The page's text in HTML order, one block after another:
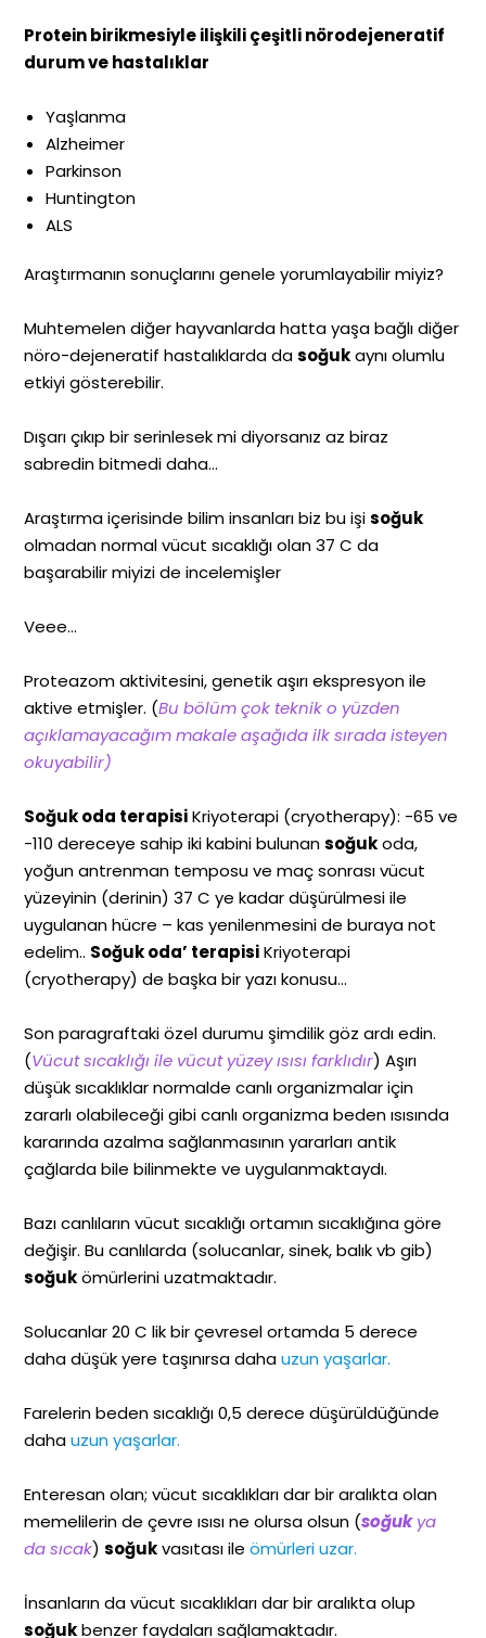
Protein birikmesiyle ilişkili çeşitli nörodejeneratif
durum ve hastalıklar
Yaşlanma
Alzheimer
Parkinson
Huntington
ALS
Araştırmanın sonuçlarını genele yorumlayabilir miyiz?
Muhtemelen diğer hayvanlarda hatta yaşa bağlı diğer
nöro-dejeneratif hastalıklarda dasoğukaynı olumlu
etkiyi gösterebilir.
Dışarı çıkıp bir serinlesek mi diyorsanız az biraz
sabredin bitmedi daha…
Araştırma içerisinde bilim insanları biz bu işisoğuk
olmadan normal vücut sıcaklığı olan 37 C da
başarabilir miyizi de incelemişler
Veee…
Proteazom aktivitesini, genetik aşırı ekspresyon ile
aktive etmişler. (Bu bölüm çok teknik o yüzden
açıklamayacağım makale aşağıda ilk sırada isteyen
okuyabilir)
Soğuk oda terapisiKriyoterapi (cryotherapy): -65 ve
-110 dereceye sahip iki kabini bulunansoğukoda,
yoğun antrenman temposu ve maç sonrası vücut
yüzeyinin (derinin) 37 C ye kadar düşürülmesi ile
uygulanan hücre – kas yenilenmesini de buraya not
edelim.. Soğuk oda’ terapisiKriyoterapi
(cryotherapy) de başka bir yazı konusu…
Son paragraftaki özel durumu şimdilik göz ardı edin.
(Vücut sıcaklığı ile vücut yüzey ısısı farklıdır) Aşırı
düşük sıcaklıklar normalde canlı organizmalar için
zararlı olabileceği gibi canlı organizma beden ısısında
kararında azalma sağlanmasının yararları antik
çağlarda bile bilinmekte ve uygulanmaktaydı.
Bazı canlıların vücut sıcaklığı ortamın sıcaklığına göre
değişir. Bu canlılarda (solucanlar, sinek, balık vb gib)
soğukömürlerini uzatmaktadır.
Solucanlar 20 C lik bir çevresel ortamda 5 derece
daha düşük yere taşınırsa dahauzun yaşarlar.
Farelerin beden sıcaklığı 0,5 derece düşürüldüğünde
dahauzun yaşarlar.
Enteresan olan; vücut sıcaklıkları dar bir aralıkta olan
memelilerin de çevre ısısı ne olursa olsun (soğukya
da sıcak)soğukvasıtası ileömürleri uzar.
İnsanların da vücut sıcaklıkları dar bir aralıkta olup
soğukbenzer faydaları sağlamaktadır.